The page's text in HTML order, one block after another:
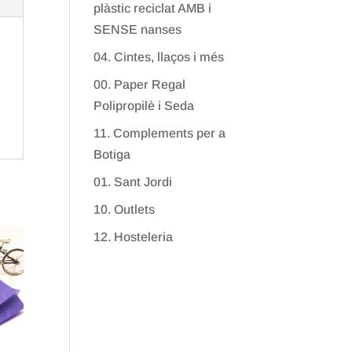
plàstic reciclat AMB i
SENSE nanses
04. Cintes, llaços i més
00. Paper Regal
Polipropilè i Seda
11. Complements per a
Botiga
01. Sant Jordi
10. Outlets
12. Hosteleria